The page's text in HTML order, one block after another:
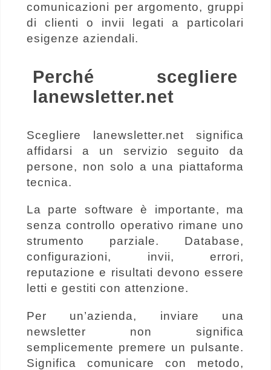
comunicazioni per argomento, gruppi
di clienti o invii legati a particolari
esigenze aziendali.
Perché scegliere
lanewsletter.net
Scegliere lanewsletter.net significa
affidarsi a un servizio seguito da
persone, non solo a una piattaforma
tecnica.
La parte software è importante, ma
senza controllo operativo rimane uno
strumento parziale. Database,
configurazioni, invii, errori,
reputazione e risultati devono essere
letti e gestiti con attenzione.
Per un’azienda, inviare una
newsletter non significa
semplicemente premere un pulsante.
Significa comunicare con metodo,